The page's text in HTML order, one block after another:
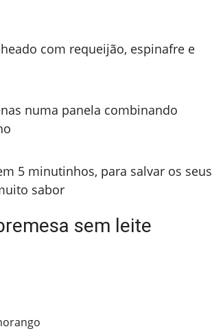
com requeijão, espinafre e
numa panela combinando
5 minutinhos, para salvar os seus
sabor
sem leite